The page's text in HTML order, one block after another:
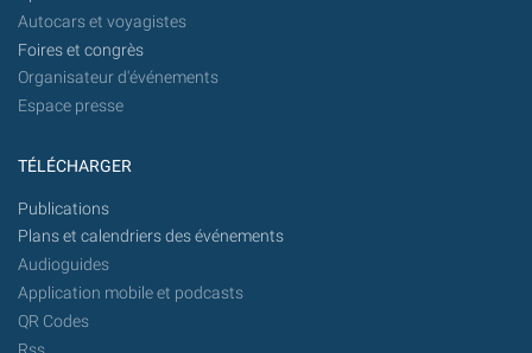
Autocars et voyagistes
Foires et congrès
Organisateur d'événements
Espace presse
TÉLÉCHARGER
Publications
Plans et calendriers des événements
Audioguides
Application mobile et podcasts
QR Codes